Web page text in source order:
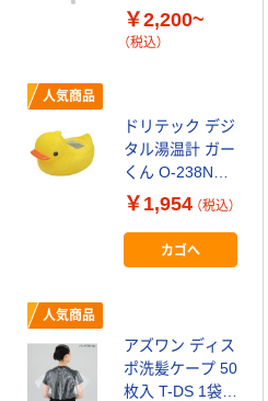
ル 風呂椅子 ホ
ワイト
￥2,200~
（税込）
人気商品
ドリテック デジ
タル湯温計 ガー
くん O-238NYE
1個
￥1,954 （税込）
カゴへ
人気商品
アズワン ディス
ポ洗髪ケープ 50
枚入 T-DS 1袋